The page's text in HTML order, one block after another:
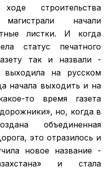
строительства
магистрали начали
листки. И когда
статус печатного
так и назвали -
выходила на русском
начала выходить и на
то время газета
но, когда в
объединенная
это отразилось и
новое название -
и стала